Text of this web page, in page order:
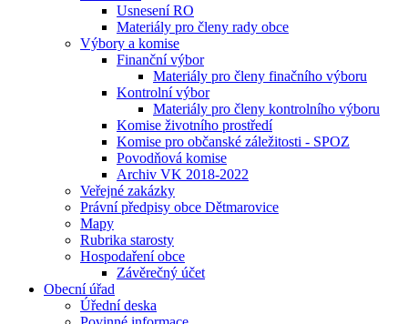
Usnesení RO
Materiály pro členy rady obce
Výbory a komise
Finanční výbor
Materiály pro členy finačního výboru
Kontrolní výbor
Materiály pro členy kontrolního výboru
Komise životního prostředí
Komise pro občanské záležitosti - SPOZ
Povodňová komise
Archiv VK 2018-2022
Veřejné zakázky
Právní předpisy obce Dětmarovice
Mapy
Rubrika starosty
Hospodaření obce
Závěrečný účet
Obecní úřad
Úřední deska